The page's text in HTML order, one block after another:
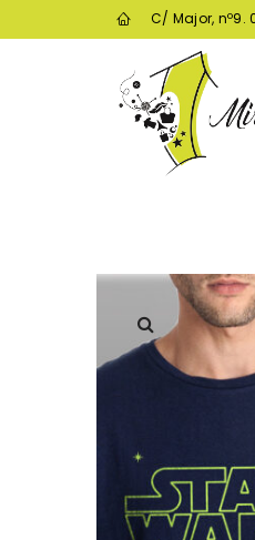
C/ Major, nº9.